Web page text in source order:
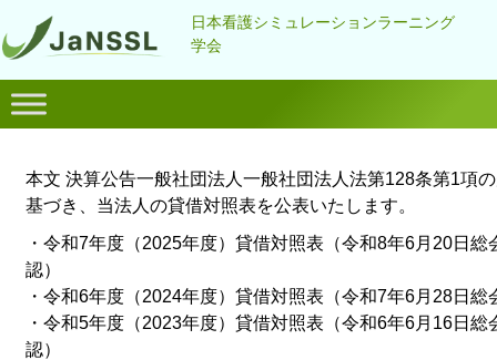
日本看護シミュレーションラーニング
学会
本文 決算公告一般社団法人一般社団法人法第128条第1項
基づき、当法人の貸借対照表を公表いたします。
・ 令和7年度（2025年度）貸借対照表 （令和8年6月20日総
認）
・ 令和6年度（2024年度）貸借対照表 （令和7年6月28日総
・ 令和5年度（2023年度）貸借対照表 （令和6年6月16日総
認）